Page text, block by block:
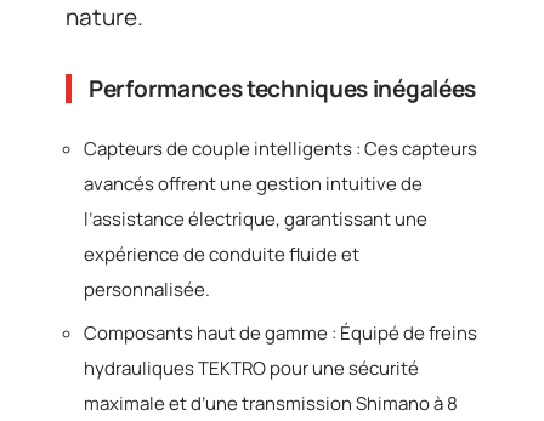
nature.
Performances techniques inégalées
Capteurs de couple intelligents : Ces capteurs
avancés offrent une gestion intuitive de
l’assistance électrique, garantissant une
expérience de conduite fluide et
personnalisée.
Composants haut de gamme : Équipé de freins
hydrauliques TEKTRO pour une sécurité
maximale et d’une transmission Shimano à 8